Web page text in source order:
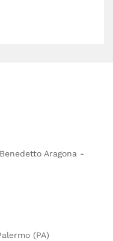
Aragona -
(PA)